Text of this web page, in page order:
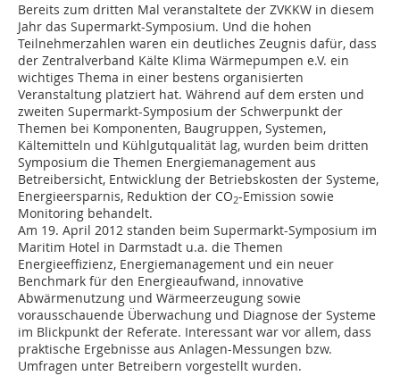
Bereits zum dritten Mal veranstaltete der ZVKKW in diesem
Jahr das Supermarkt-Symposium. Und die hohen
Teilnehmerzahlen waren ein deutliches Zeugnis dafür, dass
der Zentralverband Kälte Klima Wärmepumpen e.V. ein
wichtiges Thema in einer bestens organisierten
Veranstaltung platziert hat. Während auf dem ersten und
zweiten Supermarkt-Symposium der Schwerpunkt der
Themen bei Komponenten, Baugruppen, Systemen,
Kältemitteln und Kühlgutqualität lag, wurden beim dritten
Symposium die Themen Energiemanagement aus
Betreibersicht, Entwicklung der Betriebskosten der Systeme,
Energieersparnis, Reduktion der CO2-Emission sowie
Monitoring behandelt.
Am 19. April 2012 standen beim Supermarkt-Symposium im
Maritim Hotel in Darmstadt u.a. die Themen
Energieeffizienz, Energiemanagement und ein neuer
Benchmark für den Energieaufwand, innovative
Abwärmenutzung und Wärmeerzeugung sowie
vorausschauende Überwachung und Diagnose der Systeme
im Blickpunkt der Referate. Interessant war vor allem, dass
praktische Ergebnisse aus Anlagen-Messungen bzw.
Umfragen unter Betreibern vorgestellt wurden.